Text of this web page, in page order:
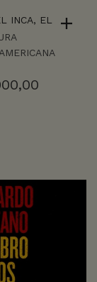
INCA, EL